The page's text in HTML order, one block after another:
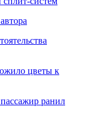
цветы к
ранил